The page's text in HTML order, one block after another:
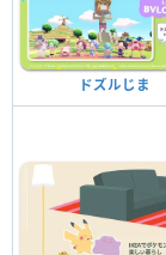
ドズルじま